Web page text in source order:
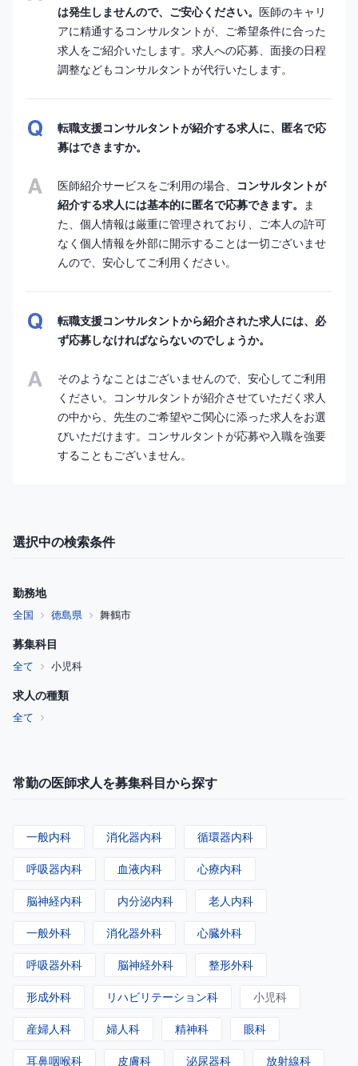
は発生しませんので、ご安心ください。 医師のキャリ
アに精通するコンサルタントが、ご希望条件に合った
求人をご紹介いたします。求人への応募、面接の日程
調整などもコンサルタントが代行いたします。
転職支援コンサルタントが紹介する求人に、匿名で応
募はできますか。
医師紹介サービスをご利用の場合、
コンサルタントが
紹介する求人には基本的に匿名で応募できます。 ま
た、個人情報は厳重に管理されており、ご本人の許可
なく個人情報を外部に開示することは一切ございませ
んので、安心してご利用ください。
転職支援コンサルタントから紹介された求人には、必
ず応募しなければならないのでしょうか。
そのようなことはございませんので、安心してご利用
ください。コンサルタントが紹介させていただく求人
の中から、先生のご希望やご関心に添った求人をお選
びいただけます。コンサルタントが応募や入職を強要
することもございません。
選択中の検索条件
勤務地
全国 徳島県 舞鶴市
募集科目
全て 小児科
求人の種類
全て
常勤の医師求人を募集科目から探す
一般内科 消化器内科 循環器内科
呼吸器内科 血液内科 心療内科
脳神経内科 内分泌内科 老人内科
一般外科 消化器外科 心臓外科
呼吸器外科 脳神経外科 整形外科
形成外科 リハビリテーション科 小児科
産婦人科 婦人科 精神科 眼科
耳鼻咽喉科 皮膚科 泌尿器科 放射線科